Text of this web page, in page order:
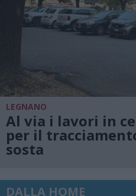
LEGNANO
Al via i lavori in
per il
sosta
DALLA HOME